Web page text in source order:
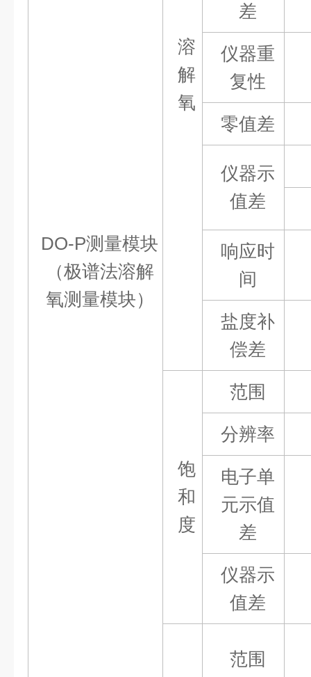
DO-P测量模块
（极谱法溶解
氧测量模块）
溶
解
氧
差
仪器重
复性
零值差
仪器示
值差
响应时
间
盐度补
偿差
饱
和
度
范围
分辨率
电子单
元示值
差
仪器示
值差
范围